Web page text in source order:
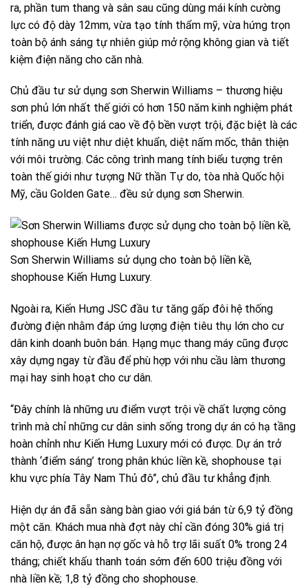
ra, phần tum thang và sân sau cũng dùng mái kính cường
lực có độ dày 12mm, vừa tạo tính thẩm mỹ, vừa hứng trọn
toàn bộ ánh sáng tự nhiên giúp mở rộng không gian và tiết
kiệm điện năng cho căn nhà.
Chủ đầu tư sử dụng sơn Sherwin Williams – thương hiệu
sơn phủ lớn nhất thế giới có hơn 150 năm kinh nghiệm phát
triển, được đánh giá cao về độ bền vượt trội, đặc biệt là các
tính năng ưu việt như diệt khuẩn, diệt nấm mốc, thân thiện
với môi trường. Các công trình mang tính biểu tượng trên
toàn thế giới như tượng Nữ thần Tự do, tòa nhà Quốc hội
Mỹ, cầu Golden Gate… đều sử dụng sơn Sherwin.
Sơn Sherwin Williams sử dụng cho toàn bộ liền kề,
shophouse Kiến Hưng Luxury.
Ngoài ra, Kiến Hưng JSC đầu tư tăng gấp đôi hệ thống
đường điện nhằm đáp ứng lượng điện tiêu thụ lớn cho cư
dân kinh doanh buôn bán. Hạng mục thang máy cũng được
xây dựng ngay từ đầu để phù hợp với nhu cầu làm thương
mại hay sinh hoạt cho cư dân.
“Đây chính là những ưu điểm vượt trội về chất lượng công
trình mà chỉ những cư dân sinh sống trong dự án có hạ tầng
hoàn chỉnh như Kiến Hưng Luxury mới có được. Dự án trở
thành ‘điểm sáng’ trong phân khúc liền kề, shophouse tại
khu vực phía Tây Nam Thủ đô”, chủ đầu tư khẳng định.
Hiện dự án đã sẵn sàng bàn giao với giá bán từ 6,9 tỷ đồng
một căn. Khách mua nhà đợt này chỉ cần đóng 30% giá trị
căn hộ, được ân hạn nợ gốc và hỗ trợ lãi suất 0% trong 24
tháng; chiết khấu thanh toán sớm đến 600 triệu đồng với
nhà liền kề; 1,8 tỷ đồng cho shophouse.